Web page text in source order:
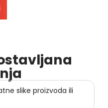
slike proizvoda ili